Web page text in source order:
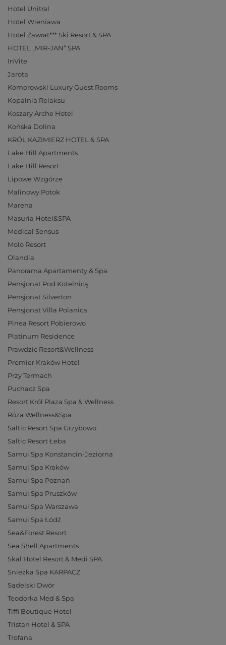
Hotel Unitral
Hotel Wieniawa
Hotel Zawrat*** Ski Resort & SPA
HOTEL „MIR-JAN” SPA
InVite
Jarota
Komorowski Luxury Guest Rooms
Kopalnia Relaksu
Koszary Arche Hotel
Końska Dolina
KRÓL KAZIMIERZ HOTEL & SPA
Lake Hill Apartments
Lake Hill Resort
Lipowe Wzgórze
Malinowy Potok
Marena
Masuria Hotel&SPA
Medical Sensus
Molo Resort
Olandia
Panorama Apartamenty & Spa
Pensjonat Pod Kotelnicą
Pensjonat Silverton
Pensjonat Villa Polanica
Pinea Resort Pobierowo
Platinum Residence
Prawdzic Resort&Wellness
Premier Kraków Hotel
Przy Termach
Puchacz Spa
Resort Król Plaza Spa & Wellness
Róża Wellness&Spa
Saltic Resort Spa Grzybowo
Saltic Resort Łeba
Samui Spa Konstancin-Jeziorna
Samui Spa Kraków
Samui Spa Poznań
Samui Spa Pruszków
Samui Spa Warszawa
Samui Spa Łódź
Sea&Forest Resort
Sea Shell Apartments
Skal Hotel Resort & Medi SPA
Snieżka Spa KARPACZ
Sądelski Dwór
Teodorka Med & Spa
Tiffi Boutique Hotel
Tristan Hotel & SPA
Trofana